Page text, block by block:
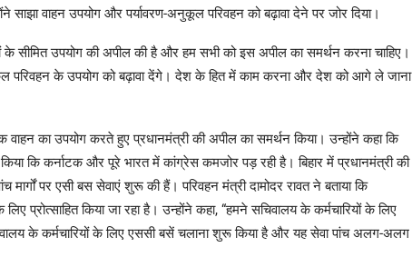
साझा वाहन उपयोग और पर्यावरण-अनुकूल परिवहन को बढ़ावा देने पर जोर दिया।
के सीमित उपयोग की अपील की है और हम सभी को इस अपील का समर्थन करना चाहिए।
परिवहन के उपयोग को बढ़ावा देंगे। देश के हित में काम करना और देश को आगे ले जाना
का उपयोग करते हुए प्रधानमंत्री की अपील का समर्थन किया। उन्होंने कहा कि
कि कर्नाटक और पूरे भारत में कांग्रेस कमजोर पड़ रही है। बिहार में प्रधानमंत्री की
मार्गों पर एसी बस सेवाएं शुरू की हैं। परिवहन मंत्री दामोदर रावत ने बताया कि
प्रोत्साहित किया जा रहा है। उन्होंने कहा, “हमने सचिवालय के कर्मचारियों के लिए
के कर्मचारियों के लिए एससी बसें चलाना शुरू किया है और यह सेवा पांच अलग-अलग